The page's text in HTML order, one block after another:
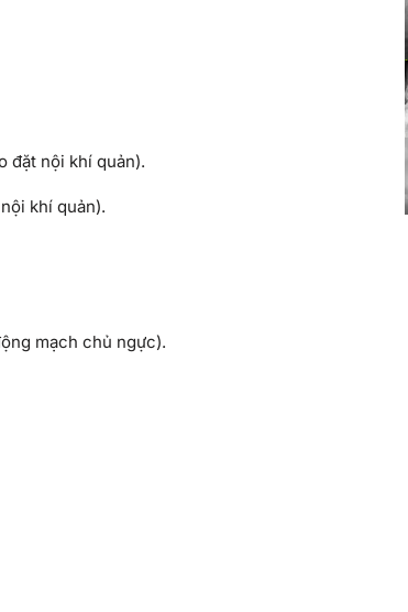
đặt nội khí quản).
khí quản).
mạch chủ ngực).